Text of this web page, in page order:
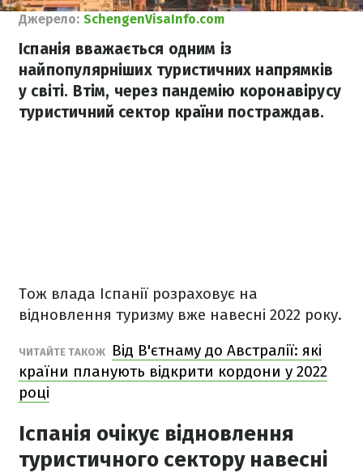
Джерело: SchengenVisaInfo.com
Іспанія вважається одним із
найпопулярніших туристичних напрямків
у світі. Втім, через пандемію коронавірусу
туристичний сектор країни постраждав.
Тож влада Іспанії розраховує на
відновлення туризму вже навесні 2022 року.
ЧИТАЙТЕ ТАКОЖ
Від В'єтнаму до Австралії: які
країни планують відкрити кордони у 2022
році
Іспанія очікує відновлення
туристичного сектору навесні